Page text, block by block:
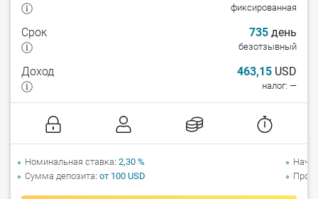
фиксированная
Срок 735 день
безотзывный
Доход 463,15 USD
налог: —
Номинальная ставка 2,30 %
Сумма депозита от 100 USD